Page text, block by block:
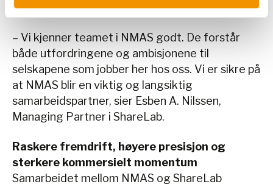
infrastrukturen ytterligere.
– Vi kjenner teamet i NMAS godt. De forstår
både utfordringene og ambisjonene til
selskapene som jobber her hos oss. Vi er sikre på
at NMAS blir en viktig og langsiktig
samarbeidspartner, sier Esben A. Nilssen,
Managing Partner i ShareLab.
Raskere fremdrift, høyere presisjon og
sterkere kommersielt momentum
Samarbeidet mellom NMAS og ShareLab